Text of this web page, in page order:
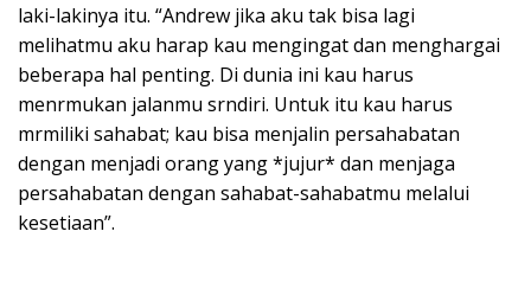
laki-lakinya itu. “Andrew jika aku tak bisa lagi
melihatmu aku harap kau mengingat dan menghargai
beberapa hal penting. Di dunia ini kau harus
menrmukan jalanmu srndiri. Untuk itu kau harus
mrmiliki sahabat; kau bisa menjalin persahabatan
dengan menjadi orang yang *jujur* dan menjaga
persahabatan dengan sahabat-sahabatmu melalui
kesetiaan”.